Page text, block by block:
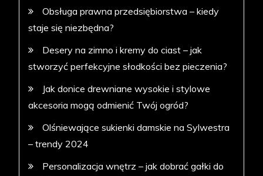
Obsługa prawna przedsiębiorstwa – kiedy
staje się niezbędna?
Desery na zimno i kremy do ciast – jak
stworzyć perfekcyjne słodkości bez pieczenia?
Jak donice drewniane wysokie i stylowe
akcesoria mogą odmienić Twój ogród?
Olśniewające sukienki damskie na Sylwestra
– trendy 2024
Personalizacja wnętrz – jak dobrać gałki do